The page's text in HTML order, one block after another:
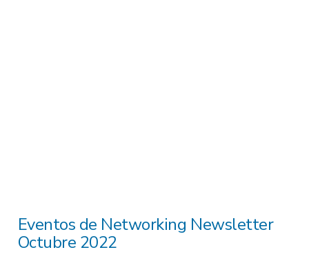
Eventos de Networking Newsletter
Octubre 2022